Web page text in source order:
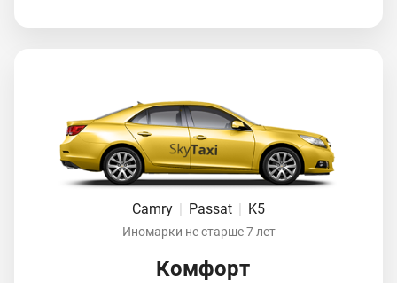
Camry Passat K5
Иномарки не старше 7 лет
Комфорт